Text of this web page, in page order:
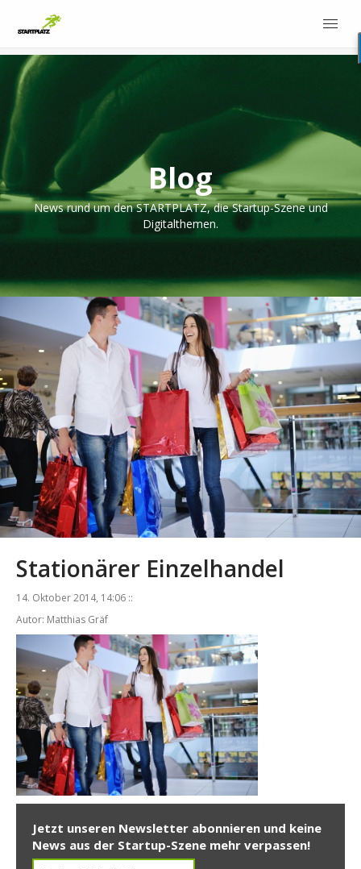
Blog
News rund um den STARTPLATZ, die Startup-Szene und
Digitalthemen.
Stationärer Einzelhandel
14. Oktober 2014, 14:06 ::
Autor: Matthias Gräf
Jetzt unseren Newsletter abonnieren und keine
News aus der Startup-Szene mehr verpassen!